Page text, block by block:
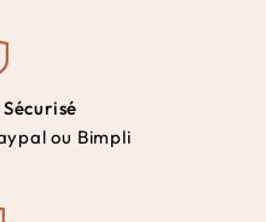
ou Bimpli